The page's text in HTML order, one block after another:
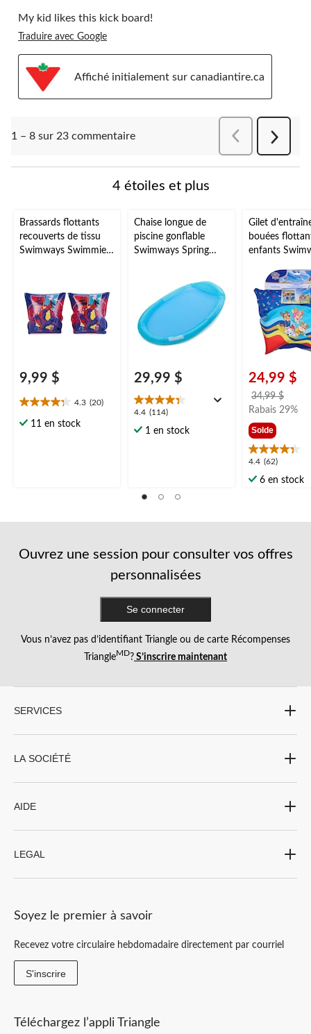
My kid likes this kick board!
Traduire avec Google
Affiché initialement sur canadiantire.ca
1 – 8 sur 23 commentaire
Suivant
4 étoiles et plus
Brassards flottants
recouverts de tissu
Swimways Swimmies
et plus
9,99 $
4.3 (20)
4.3
étoile(s)
11 en stock
Chaise longue de
piscine gonflable
Swimways Spring
29,99 $
4.4 (114)
4.4
étoile(s)
1 en stock
Gilet
bouées
enfants
ans et plus
24,99 $
34,99 $
était
Rabais 29%
Solde
4.4 (62)
4.4
étoile(s)
6 en stock
Ouvrez une session pour consulter vos offres
personnalisées
Se connecter
Vous n’avez pas d’identifiant Triangle ou de carte Récompenses
TriangleMD? S’inscrire maintenant
SERVICES
LA SOCIÉTÉ
AIDE
LEGAL
Soyez le premier à savoir
Recevez votre circulaire hebdomadaire directement par courriel
S'inscrire
Téléchargez l’appli Triangle